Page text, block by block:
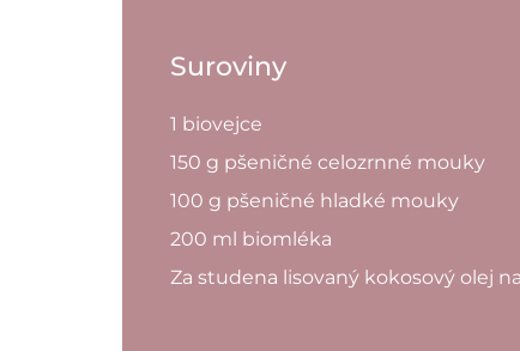
Suroviny
1 biovejce
150 g pšeničné celozrnné mouky
100 g pšeničné hladké mouky
200 ml biomléka
Za studena lisovaný kokosový olej